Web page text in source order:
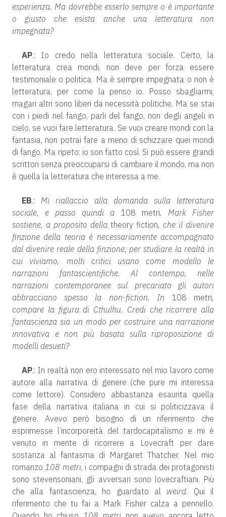
esperienza. Ma dovrebbe esserlo sempre o è importante
o giusto che esista anche una letteratura non
impegnata?
AP.: Io credo nella letteratura sociale. Certo, la
letteratura crea mondi, non deve per forza essere
testimoniale o politica. Ma è sempre impegnata o non è
letteratura, per come la penso io. Posso sbagliarmi,
magari altri sono liberi da necessità politiche. Ma se stai
con i piedi nel fango, parli del fango, non degli angeli in
cielo, se vuoi fare letteratura. Se vuoi creare mondi con la
fantasia, non potrai fare a meno di schizzare quei mondi
di fango. Ma ripeto: io son fatto così. Si può essere grandi
scrittori senza preoccuparsi di cambiare il mondo, ma non
è quella la letteratura che interessa a me.
EB.: Mi riallaccio alla domanda sulla letteratura
sociale, e passo quindi a 108 metri. Mark Fisher
sostiene, a proposito della theory fiction, che il divenire
finzione della teoria è necessariamente accompagnato
dal divenire reale della finzione; per studiare la realtà in
cui viviamo, molti critici usano come modello le
narrazioni fantascientifiche. Al contempo, nelle
narrazioni contemporanee sul precariato gli autori
abbracciano spesso la non-fiction. In 108 metri,
compare la figura di Cthulhu. Credi che ricorrere alla
fantascienza sia un modo per costruire una narrazione
innovativa e non più basata sulla riproposizione di
modelli desueti?
AP.: In realtà non ero interessato nel mio lavoro come
autore alla narrativa di genere (che pure mi interessa
come lettore). Considero abbastanza esaurita quella
fase della narrativa italiana in cui si politicizzava il
genere. Avevo però bisogno di un riferimento che
esprimesse l’incorporeità del tardocapitalismo e mi è
venuto in mente di ricorrere a Lovecraft per dare
sostanza al fantasma di Margaret Thatcher. Nel mio
romanzo108 metri, i compagni di strada dei protagonisti
sono stevensoniani, gli avversari sono lovecraftiani. Più
che alla fantascienza, ho guardato al weird. Qui il
riferimento che tu fai a Mark Fisher calza a pennello.